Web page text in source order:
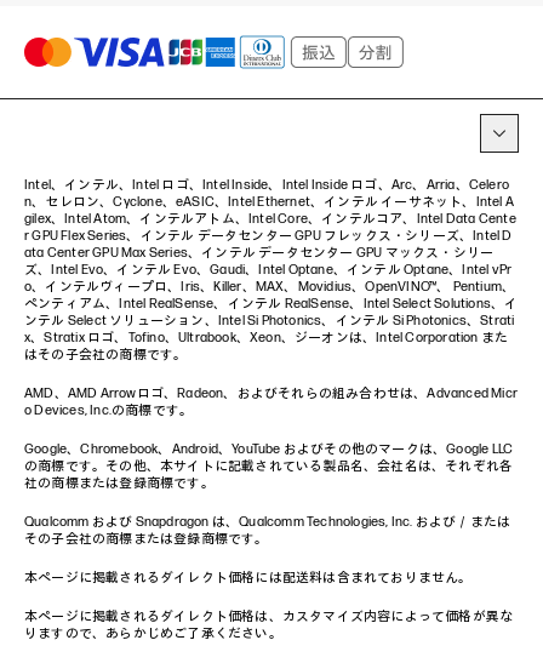
プリンター
タグ一覧
Intel、インテル、Intel ロゴ、Intel Inside、Intel Inside ロゴ、Arc、Arria、Celero
n、セレロン、Cyclone、eASIC、Intel Ethernet、インテル イーサネット、Intel A
gilex、Intel Atom、インテルアトム、Intel Core、インテルコア、Intel Data Cente
r GPU Flex Series、インテル データセンター GPU フレックス・シリーズ、Intel D
ata Center GPU Max Series、インテル データセンター GPU マックス・シリー
ズ、Intel Evo、インテル Evo、Gaudi、Intel Optane、インテル Optane、Intel vPr
o、インテルヴィープロ、Iris、Killer、MAX、Movidius、OpenVINO™、 Pentium、
ペンティアム、Intel RealSense、インテル RealSense、Intel Select Solutions、イ
ンテル Select ソリューション、Intel Si Photonics、インテル Si Photonics、Strati
x、Stratix ロゴ、Tofino、Ultrabook、Xeon、ジーオンは、Intel Corporation また
はその子会社の商標です。
AMD、AMD Arrowロゴ、Radeon、およびそれらの組み合わせは、Advanced Micr
o Devices, Inc.の商標です。
Google、Chromebook、Android、YouTube およびその他のマークは、Google LLC
の商標です。その他、本サイトに記載されている製品名、会社名は、それぞれ各
社の商標または登録商標です。
Qualcomm および Snapdragon は、Qualcomm Technologies, Inc. および／または
その子会社の商標または登録商標です。
本ページに掲載されるダイレクト価格には配送料は含まれておりません。
本ページに掲載されるダイレクト価格は、カスタマイズ内容によって価格が異な
りますので、あらかじめご了承ください。